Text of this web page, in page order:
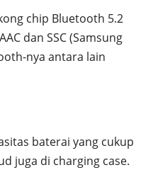
chip Bluetooth 5.2
dan SSC (Samsung
nya antara lain
baterai yang cukup
juga di charging case.